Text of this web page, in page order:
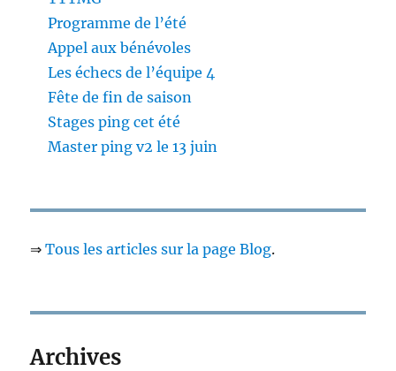
Programme de l’été
Appel aux bénévoles
Les échecs de l’équipe 4
Fête de fin de saison
Stages ping cet été
Master ping v2 le 13 juin
⇒Tous les articles sur la page Blog.
Archives